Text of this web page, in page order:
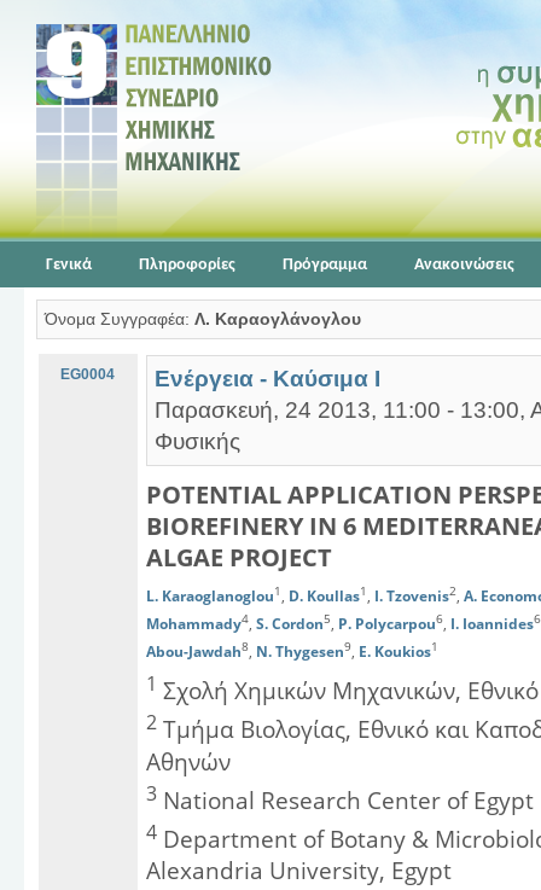
Γενικά Πληροφορίες Πρόγραμμα Ανακοινώσεις
Όνομα Συγγραφέα: Λ. Καραογλάνογλου
EG0004
Ενέργεια - Καύσιμα Ι
Παρασκευή, 24 2013, 11:00 - 13:00,
Φυσικής
POTENTIAL APPLICATION
BIOREFINERY IN 6
ALGAE PROJECT
L. Karaoglanoglou1 , D. Koullas1 , I. Tzovenis2, A.
Mohammady4, S. Cordon5, P. Polycarpou6, I. Ioannides6
Abou-Jawdah8, N. Thygesen9, E. Koukios1
1 Σχολή Χημικών Μηχανικών,
2 Τμήμα Βιολογίας, Εθνικό και
Αθηνών
3 National Research Center of Egypt
4 Department of Botany &
Alexandria University, Egypt